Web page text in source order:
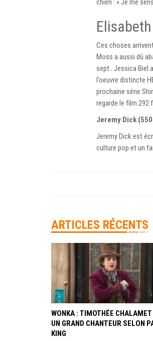
chien : « Je me
Ces choses
Moss a aussi dû
sept.. Jessica Biel
l’oeuvre distincte
prochaine série
regarde le film 292
Jeremy Dick
Jeremy Dick est
culture pop et un
ARTICLES RÉCENTS
WONKA : TIMOTHÉE
UN GRAND CHANTEUR SELON
KING